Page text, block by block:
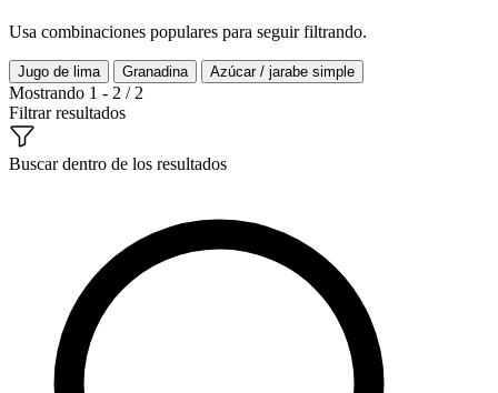
Usa combinaciones populares para seguir filtrando.
Jugo de lima Granadina Azúcar / jarabe simple
Mostrando 1 - 2 / 2
Filtrar resultados
Buscar dentro de los resultados